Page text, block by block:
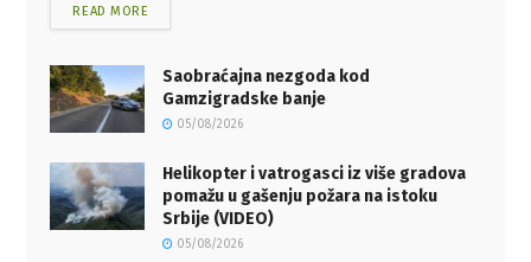
READ MORE
Saobraćajna nezgoda kod
Gamzigradske banje
05/08/2026
Helikopter i vatrogasci iz više gradova
pomažu u gašenju požara na istoku
Srbije (VIDEO)
05/08/2026